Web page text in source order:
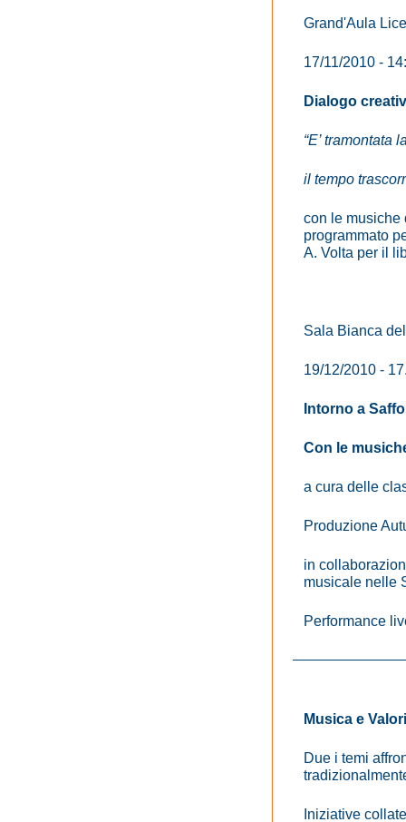
Grand'Aula
17/11/2010 -
Dialogo
“E’ tramontata
il tempo
con le
programmato
A. Volta per il
Sala Bianca
19/12/2010 -
Intorno a Saffo
Con le
a cura delle
Produzione
in
musicale nelle
Performance
Musica e
Due i temi
Iniziative